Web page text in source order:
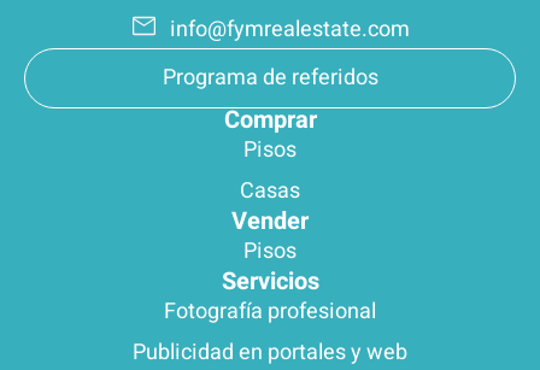
info@fymrealestate.com
Programa de referidos
Comprar
Pisos
Casas
Vender
Pisos
Servicios
Fotografía profesional
Publicidad en portales y web